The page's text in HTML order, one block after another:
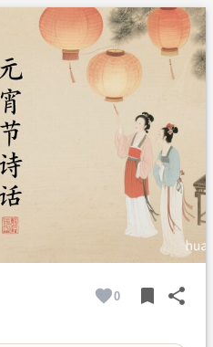
叹
祈愿
愿
0 bookmark share